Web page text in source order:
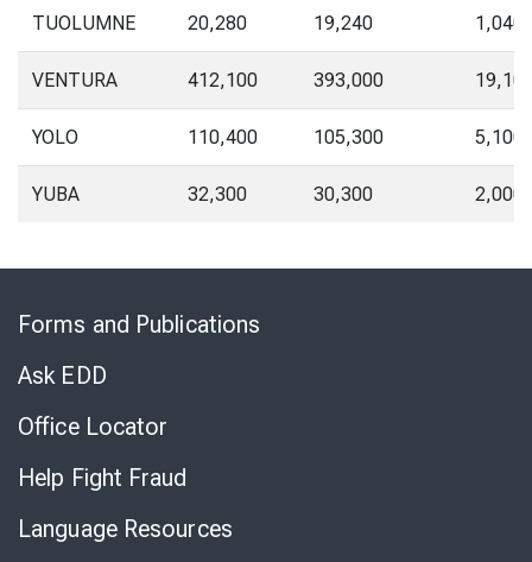
TUOLUMNE 20,280 19,240 1,040
VENTURA 412,100 393,000
YOLO 110,400 105,300 5,100
YUBA 32,300 30,300 2,000
Forms and Publications
Ask EDD
Office Locator
Help Fight Fraud
Language Resources